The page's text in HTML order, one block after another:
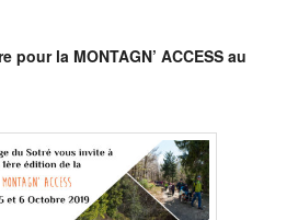
pour la MONTAGN’ ACCESS au